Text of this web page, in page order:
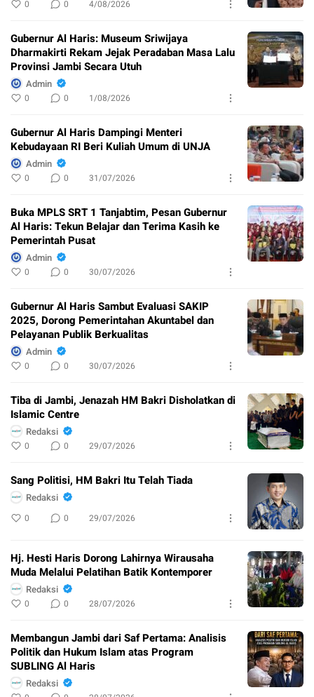
0 0 4/08/2026
Gubernur Al Haris: Museum Sriwijaya
Dharmakirti Rekam Jejak Peradaban Masa Lalu
Provinsi Jambi Secara Utuh
Admin
0 0 1/08/2026
Gubernur Al Haris Dampingi Menteri
Kebudayaan RI Beri Kuliah Umum di UNJA
Admin
0 0 31/07/2026
Buka MPLS SRT 1 Tanjabtim, Pesan Gubernur
Al Haris: Tekun Belajar dan Terima Kasih ke
Pemerintah Pusat
Admin
0 0 30/07/2026
Gubernur Al Haris Sambut Evaluasi SAKIP
2025, Dorong Pemerintahan Akuntabel dan
Pelayanan Publik Berkualitas
Admin
0 0 30/07/2026
Tiba di Jambi, Jenazah HM Bakri Disholatkan di
Islamic Centre
Redaksi
0 0 29/07/2026
Sang Politisi, HM Bakri Itu Telah Tiada
Redaksi
0 0 29/07/2026
Hj. Hesti Haris Dorong Lahirnya Wirausaha
Muda Melalui Pelatihan Batik Kontemporer
Redaksi
0 0 28/07/2026
Membangun Jambi dari Saf Pertama: Analisis
Politik dan Hukum Islam atas Program
SUBLING Al Haris
Redaksi